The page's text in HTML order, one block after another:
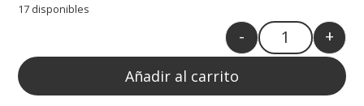
17 disponibles
Quantity
- +
Añadir al carrito